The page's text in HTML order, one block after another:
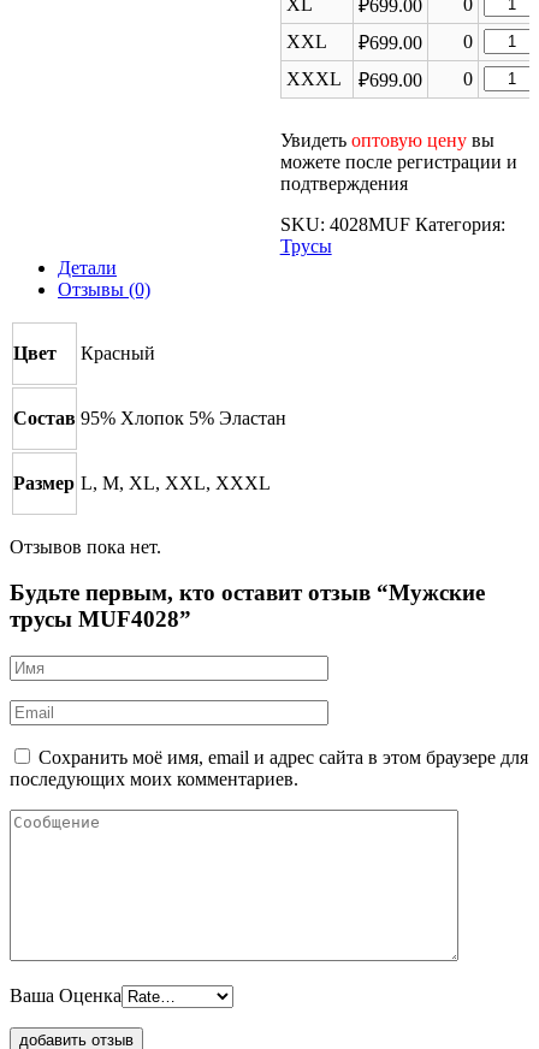
трусы
₽699.00
товара
трусы
XXL ₽699.00 0
товара
трусы
XXXL ₽699.00 0
товара
трусы
Увидеть оптовую ценувы
можете после регистрации и
подтверждения
SKU: 4028MUF Категория:
Трусы
Детали
Отзывы (0)
Цвет Красный
Состав 95% Хлопок 5% Эластан
Размер L, M, XL, XXL, XXXL
Отзывов пока нет.
Будьте первым, кто оставит отзыв “Мужские
трусы MUF4028”
Сохранить моё имя, email и адрес сайта в этом браузере для
последующих моих комментариев.
Ваша Оценка